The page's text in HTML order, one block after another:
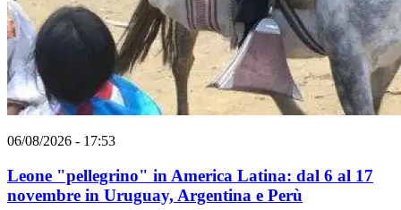
06/08/2026 - 17:53
Leone "pellegrino" in America Latina: dal 6 al 17
novembre in Uruguay, Argentina e Perù